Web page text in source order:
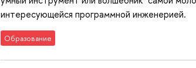
интересующейся программной инженерией.
Образование